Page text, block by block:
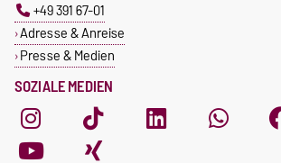
SOZIALE MEDIEN
+49 391 67-01
Adresse & Anreise
Presse & Medien